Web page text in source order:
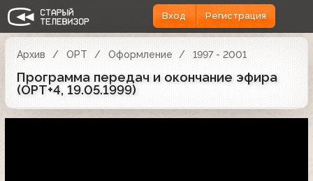
Вход Регистрация
Архив ОРТ Оформление 1997 - 2001
Программа передач и окончание эфира
(ОРТ+4, 19.05.1999)